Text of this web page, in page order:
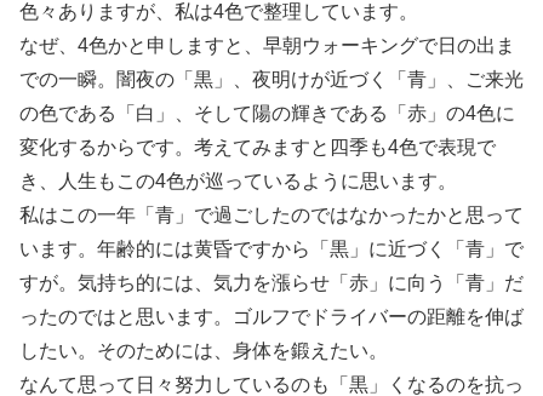
色々ありますが、私は4色で整理しています。
なぜ、4色かと申しますと、早朝ウォーキングで日の出ま
での一瞬。闇夜の「黒」、夜明けが近づく「青」、ご来光
の色である「白」、そして陽の輝きである「赤」の4色に
変化するからです。考えてみますと四季も4色で表現で
き、人生もこの4色が巡っているように思います。
私はこの一年「青」で過ごしたのではなかったかと思って
います。年齢的には黄昏ですから「黒」に近づく「青」で
すが。気持ち的には、気力を漲らせ「赤」に向う「青」だ
ったのではと思います。ゴルフでドライバーの距離を伸ば
したい。そのためには、身体を鍛えたい。
なんて思って日々努力しているのも「黒」くなるのを抗っ